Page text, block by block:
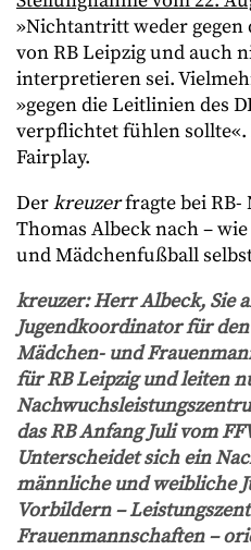
»Nichtantritt weder
von RB Leipzig und auch
interpretieren sei.
»gegen die Leitlinien des
verpflichtet fühlen sollte«.
Fairplay.
Derkreuzerfragte bei
Thomas Albeck nach –
und Mädchenfußball
kreuzer: Herr Albeck, Sie
Jugendkoordinator für
Mädchen- und
für RB Leipzig und leiten
das RB Anfang Juli vom
Unterscheidet sich ein
männliche und weibliche
Vorbildern–
Frauenmannschaften–